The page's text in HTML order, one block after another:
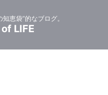
恵袋”的なブログ。
LIFE